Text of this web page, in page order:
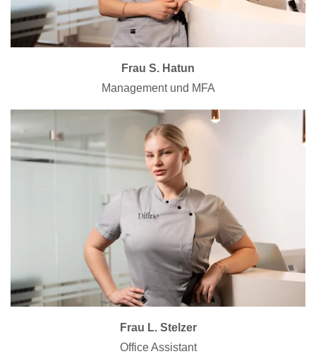
Frau S. Hatun
Management und MFA
Frau L. Stelzer
Office Assistant